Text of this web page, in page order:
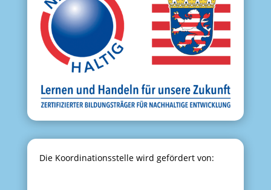
Die Koordinationsstelle wird gefördert von: